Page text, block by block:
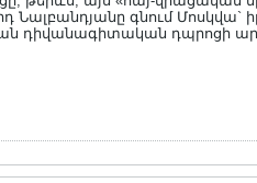
Նալբանդյանը գնում Մոսկվա`
դիվանագիտական դպրոցի